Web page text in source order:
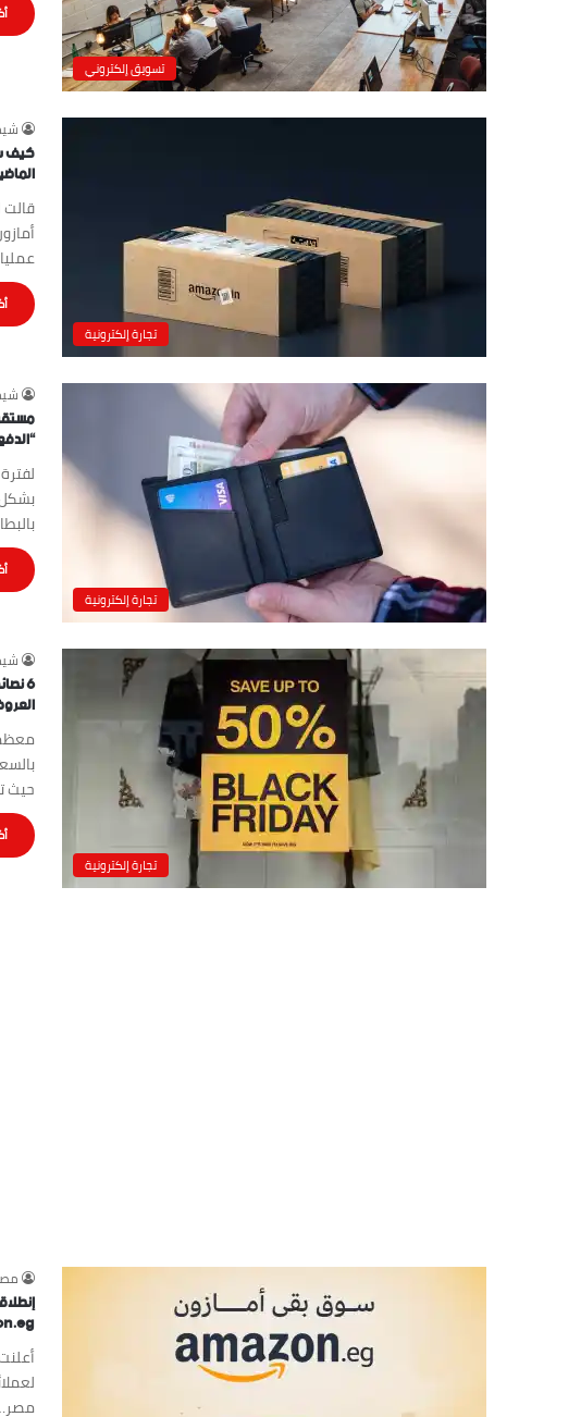
تسويق إلكتروني
تجارة إلكترونية
قالت
تجارة إلكترونية
تجارة إلكترونية
حيث